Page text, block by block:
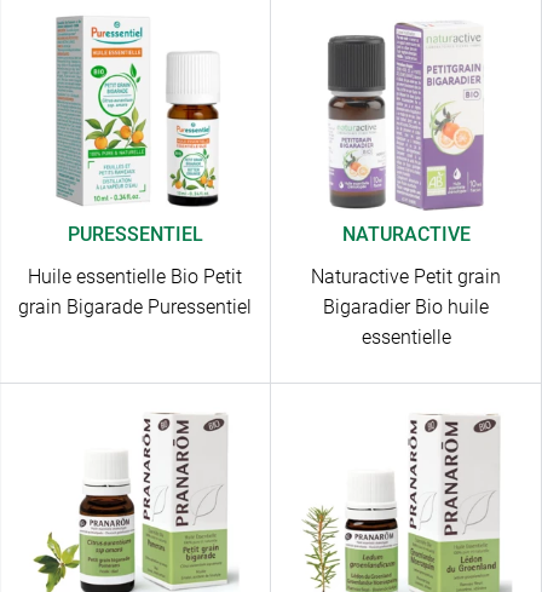
PURESSENTIEL
Huile essentielle Bio Petit
grain Bigarade Puressentiel
NATURACTIVE
Naturactive Petit grain
Bigaradier Bio huile
essentielle